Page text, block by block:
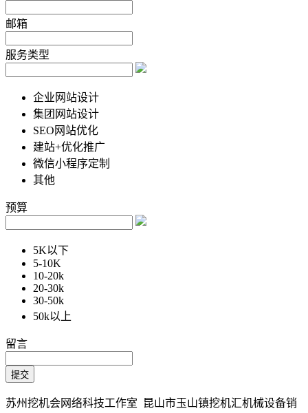
邮箱
服务类型
企业网站设计
集团网站设计
SEO网站优化
建站+优化推广
微信小程序定制
其他
预算
5K以下
5-10K
10-20k
20-30k
30-50k
50k以上
留言
苏州挖机会网络科技工作室 昆山市玉山镇挖机汇机械设备销